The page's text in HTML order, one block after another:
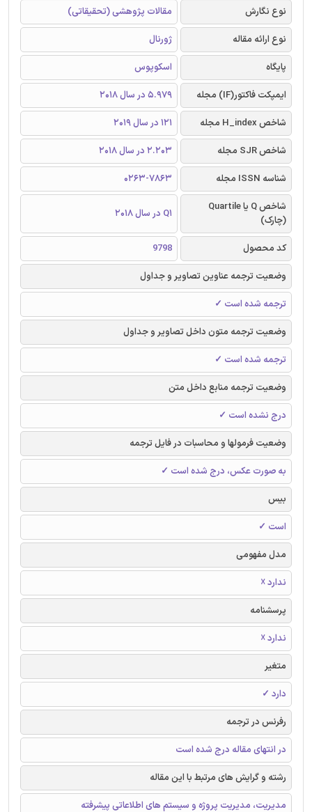
نوع نگارش
مقالات پژوهشی (تحقیقاتی)
نوع ارائه مقاله
ژورنال
پایگاه
اسکوپوس
ایمپکت فاکتور(IF) مجله
5.979 در سال 2018
شاخص H_index مجله
121 در سال 2019
شاخص SJR مجله
2.203 در سال 2018
شناسه ISSN مجله
0263-7863
شاخص Q یا Quartile
(چارک)
Q1 در سال 2018
کد محصول
9798
وضعیت ترجمه عناوین تصاویر و جداول
ترجمه شده است ✓
وضعیت ترجمه متون داخل تصاویر و جداول
ترجمه شده است ✓
وضعیت ترجمه منابع داخل متن
درج نشده است ✓
وضعیت فرمولها و محاسبات در فایل ترجمه
به صورت عکس، درج شده است ✓
بیس
است ✓
مدل مفهومی
ندارد ☓
پرسشنامه
ندارد ☓
متغیر
دارد ✓
رفرنس در ترجمه
در انتهای مقاله درج شده است
رشته و گرایش های مرتبط با این مقاله
مدیریت، مدیریت پروژه و سیستم های اطلاعاتی پیشرفته